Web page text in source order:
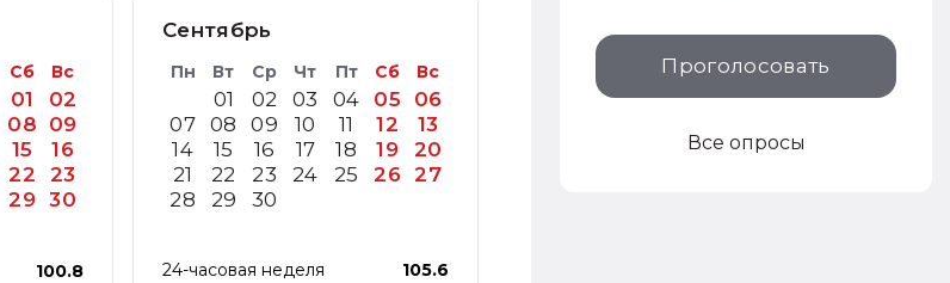
Сб Вс
01
02
08 09
15
16
22
23
29 30
100.8
Сентябрь
Пн Вт Ср Чт Пт Сб Вс
01 02 03 04 05
06
07
08 09 10 11 12
13
14
15 16 17 18 19
20
21
22 23 24 25 26
27
28
29 30
24-часовая неделя
105.6
Проголосовать
Все опросы